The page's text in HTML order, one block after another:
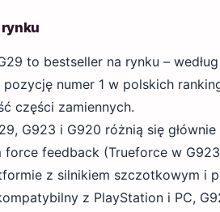
rynku
to bestseller na rynku –
pozycję numer 1 w polskich
części zamiennych.
G923 i G920 różnią się
force feedback (Trueforce w
z silnikiem szczotkowym i
z PlayStation i PC,